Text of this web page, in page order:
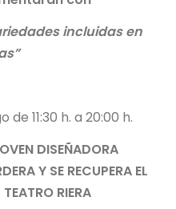
incluidas en
11:30 h. a 20:00 h.
DISEÑADORA
Y SE RECUPERA EL
RIERA